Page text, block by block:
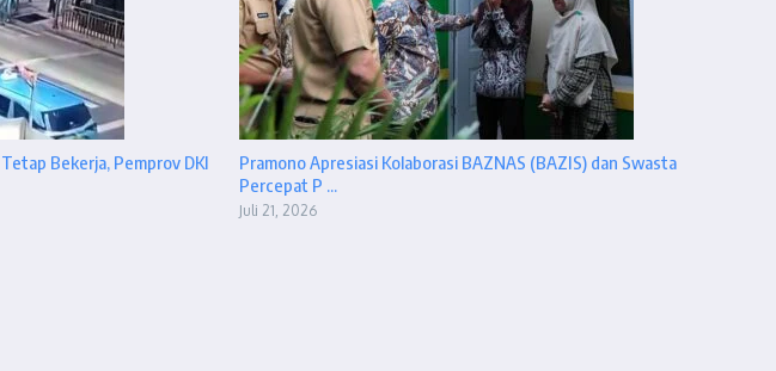
Bekerja, Pemprov DKI
Pramono Apresiasi Kolaborasi BAZNAS (BAZIS) dan Swasta
Percepat P ...
Juli 21, 2026